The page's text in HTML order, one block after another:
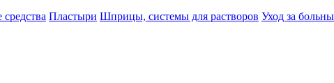
Пластыри Шприцы, системы для растворов Уход за